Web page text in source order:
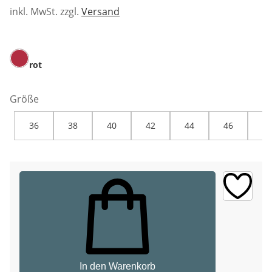
inkl. MwSt. zzgl. Versand
rot
Größe
36 38 40 42 44 46
In den Warenkorb